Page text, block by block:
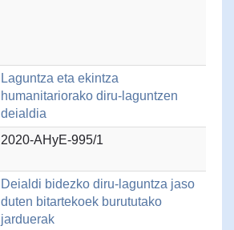
Laguntza eta ekintza
humanitariorako diru-laguntzen
deialdia
2020-AHyE-995/1
Deialdi bidezko diru-laguntza jaso
duten bitartekoek burututako
jarduerak